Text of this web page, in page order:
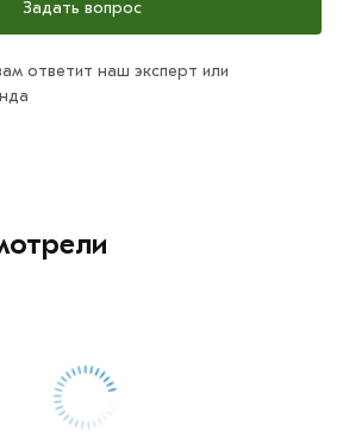
Задать вопрос
ответит наш эксперт или